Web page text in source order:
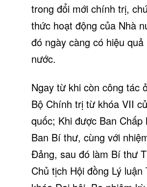
trong đổi mới chính trị,
thức hoạt động của Nhà
đó ngày càng có hiệu
nước.
Ngay từ khi còn công tác
Bộ Chính trị từ khóa VII
quốc; Khi được Ban
Ban Bí thư, cùng với
Đảng, sau đó làm Bí thư
Chủ tịch Hội đồng Lý